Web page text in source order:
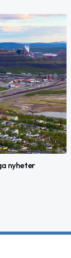
nyheter